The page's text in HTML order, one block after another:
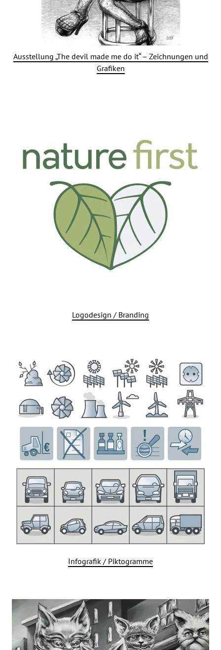
Ausstellung „The devil made me do it“ – Zeichnungen und
Grafiken
Logodesign / Branding
Infografik / Piktogramme